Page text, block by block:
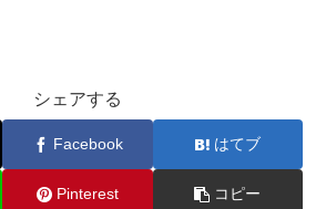
シェアする
Facebook はてブ
Pinterest コピー